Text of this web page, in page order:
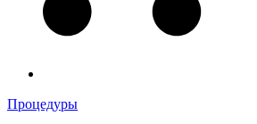
Процедуры